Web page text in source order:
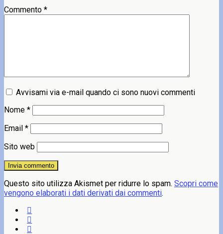
Commento *
Avvisami via e-mail quando ci sono nuovi commenti
Nome *
Email *
Sito web
Questo sito utilizza Akismet per ridurre lo spam. Scopri come
vengono elaborati i dati derivati dai commenti.